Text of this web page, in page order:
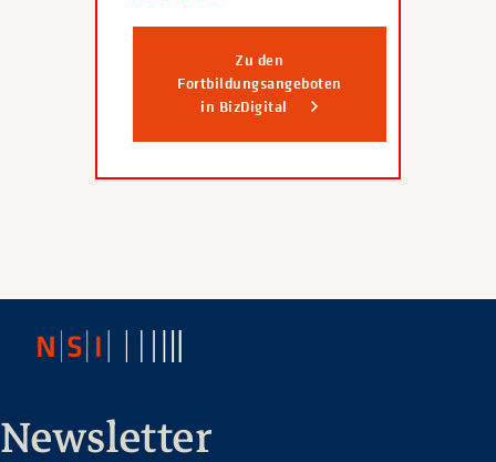
Zu den
Fortbildungsangeboten
in BizDigital
Newsletter